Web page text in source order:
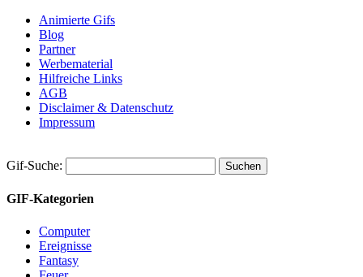
Animierte Gifs
Blog
Partner
Werbematerial
Hilfreiche Links
AGB
Disclaimer & Datenschutz
Impressum
Gif-Suche:
GIF-Kategorien
Computer
Ereignisse
Fantasy